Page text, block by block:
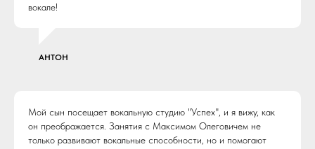
вокале!
АНТОН
Мой сын посещает вокальную студию "Успех", и я вижу, как
он преображается. Занятия с Максимом Олеговичем не
только развивают вокальные способности, но и помогают